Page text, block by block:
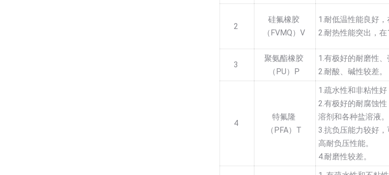
2
硅氟橡胶
（FVMQ）V
1.耐低温性能良好
2.耐热性能突出，
3
聚氨酯橡胶
（PU）P
1.有极好的耐磨性、
2.耐酸、碱性较差。
4
特氟隆
（PFA）T
1.疏水性和非粘性好
2.有极好的耐腐蚀
溶剂和各种盐溶液。
3.抗负压能力较好
高耐负压性能。
4.耐磨性较差。